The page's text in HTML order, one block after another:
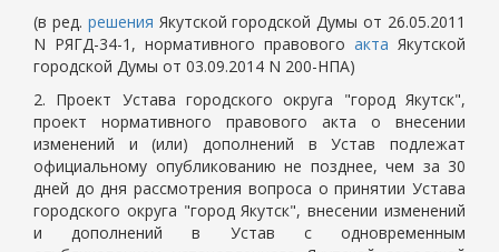
(в ред. решения Якутской городской Думы от 26.05.2011
N РЯГД-34-1, нормативного правового акта Якутской
городской Думы от 03.09.2014 N 200-НПА)
2. Проект Устава городского округа "город Якутск",
проект нормативного правового акта о внесении
изменений и (или) дополнений в Устав подлежат
официальному опубликованию не позднее, чем за 30
дней до дня рассмотрения вопроса о принятии Устава
городского округа "город Якутск", внесении изменений
и дополнений в Устав с одновременным